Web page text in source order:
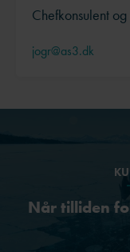
Chefkonsulent
jogr@as3.dk
Når tilliden